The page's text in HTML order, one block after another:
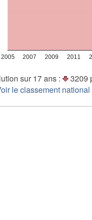
2005 2007 2009 2011
sur 17 ans :
3209
le classement national